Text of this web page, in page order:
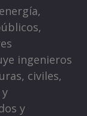
ingenieros
civiles,
y